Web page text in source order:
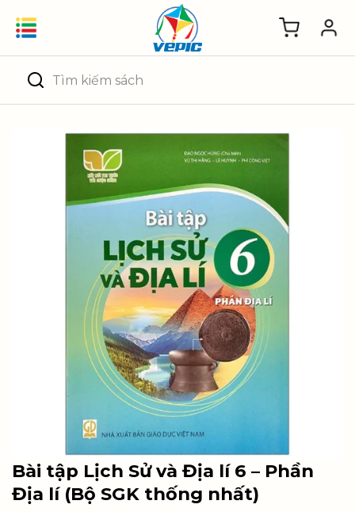
Tìm
kiếm:
Bài tập Lịch Sử và Địa lí 6 – Phần
Địa lí (Bộ SGK thống nhất)